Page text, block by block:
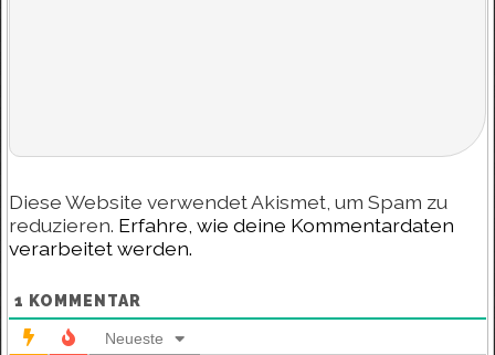
Diese Website verwendet Akismet, um Spam zu
reduzieren. Erfahre, wie deine Kommentardaten
verarbeitet werden.
1 KOMMENTAR
Neueste